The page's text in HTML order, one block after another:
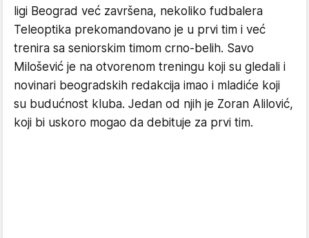
ligi Beograd već završena, nekoliko fudbalera
Teleoptika prekomandovano je u prvi tim i već
trenira sa seniorskim timom crno-belih. Savo
Milošević je na otvorenom treningu koji su gledali i
novinari beogradskih redakcija imao i mladiće koji
su budućnost kluba. Jedan od njih je Zoran Alilović,
koji bi uskoro mogao da debituje za prvi tim.